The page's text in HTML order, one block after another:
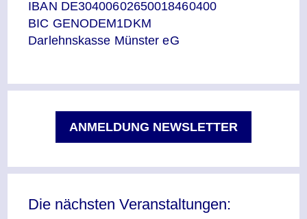
IBAN DE30400602650018460400
BIC GENODEM1DKM
Darlehnskasse Münster eG
ANMELDUNG NEWSLETTER
Die nächsten Veranstaltungen: